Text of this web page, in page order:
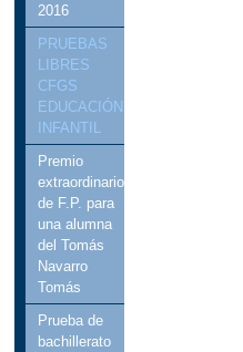
2016
PRUEBAS
LIBRES
CFGS
EDUCACIÓN
INFANTIL
Premio
extraordinario
de F.P. para
una alumna
del Tomás
Navarro
Tomás
Prueba de
bachillerato